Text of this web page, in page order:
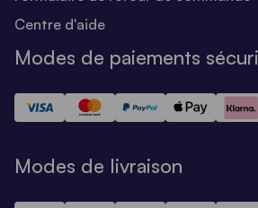
Centre d'aide
Modes de paiements
Modes de livraison